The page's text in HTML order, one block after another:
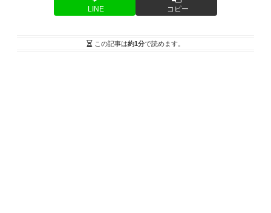
LINE コピー
この記事は約1分で読めます。